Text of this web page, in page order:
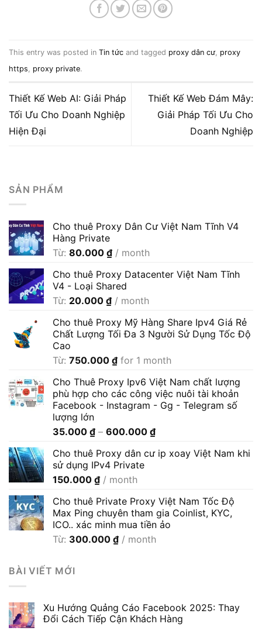
This entry was posted in Tin tức and tagged proxy dân cư proxy
https
proxy private.
Thiết Kế Web AI: Giải Pháp
Tối Ưu Cho Doanh Nghiệp
Hiện Đại
Thiết Kế Web Đám Mây:
Giải Pháp Tối Ưu Cho
Doanh Nghiệp
SẢN PHẨM
Cho thuê Proxy Dân Cư Việt Nam Tĩnh V4
Hàng Private
Từ: 80.000 ₫ / month
Cho thuê Proxy Datacenter Việt Nam Tĩnh
V4 - Loại Shared
Từ: 20.000 ₫ / month
Cho thuê Proxy Mỹ Hàng Share Ipv4 Giá Rẻ
Chất Lượng Tối Đa 3 Người Sử Dụng Tốc Độ
Cao
Từ: 750.000 ₫ for 1 month
Cho Thuê Proxy Ipv6 Việt Nam chất lượng
phù hợp cho các công việc nuôi tài khoản
Facebook - Instagram - Gg - Telegram số
lượng lớn
35.000 ₫ – 600.000 ₫Khoảng
từ
Cho thuê Proxy dân cư ip xoay Việt Nam khi
sử dụng IPv4 Private
150.000 ₫ / month
Cho thuê Private Proxy Việt Nam Tốc Độ
Max Ping chuyên tham gia Coinlist, KYC,
ICO.. xác minh mua tiền ảo
Từ: 300.000 ₫ / month
BÀI VIẾT MỚI
Xu Hướng Quảng Cáo Facebook 2025: Thay
Đổi Cách Tiếp Cận Khách Hàng